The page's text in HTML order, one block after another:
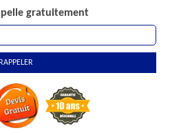
gratuitement